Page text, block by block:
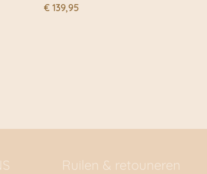
€ 139,95
Ruilen & retouneren